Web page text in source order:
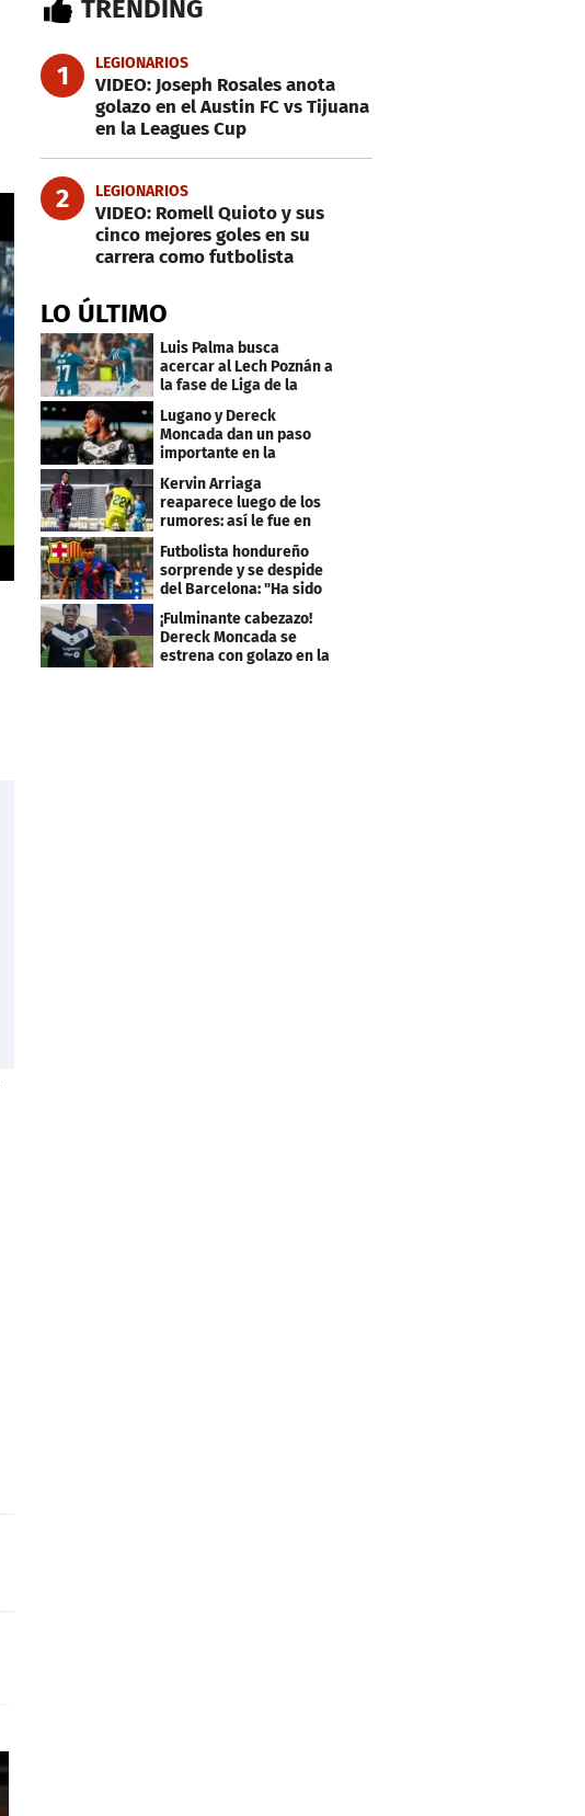
TRENDING
1 LEGIONARIOS
VIDEO: Joseph Rosales anota
golazo en el Austin FC vs Tijuana
en la Leagues Cup
2 LEGIONARIOS
VIDEO: Romell Quioto y sus
cinco mejores goles en su
carrera como futbolista
LO ÚLTIMO
Luis Palma busca
acercar al Lech Poznán a
la fase de Liga de la
Lugano y Dereck
Moncada dan un paso
importante en la
Conference League
Kervin Arriaga
reaparece luego de los
rumores: así le fue en
amistoso con Levante
Futbolista hondureño
sorprende y se despide
del Barcelona: "Ha sido
un orgullo"
¡Fulminante cabezazo!
Dereck Moncada se
estrena con golazo en la